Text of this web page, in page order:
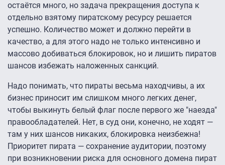
остаётся много, но задача прекращения доступа к
отдельно взятому пиратскому ресурсу решается
успешно. Количество может и должно перейти в
качество, а для этого надо не только интенсивно и
массово добиваться блокировок, но и лишить пиратов
шансов избежать наложенных санкций.
Надо понимать, что пираты весьма находчивы, а их
бизнес приносит им слишком много легких денег,
чтобы выкинуть белый флаг после первого же "наезда"
правообладателей. Нет, в суд они, конечно, не ходят —
там у них шансов никаких, блокировка неизбежна!
Приоритет пирата — сохранение аудитории, поэтому
при возникновении риска для основного домена пират